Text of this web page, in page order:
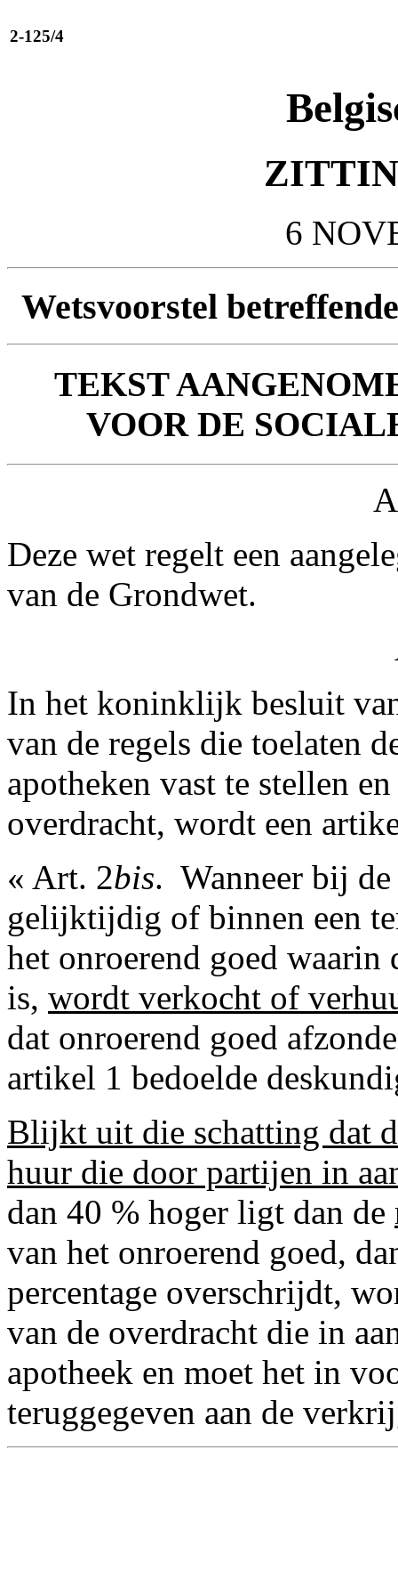
2-125/4
6
Wetsvoorstel
TEKST
VOOR DE
Deze wet regelt een
van de Grondwet.
In het koninklijk besluit
van de regels die toelaten
apotheken vast te stellen
overdracht, wordt een
« Art. 2bis. ­ Wanneer bij
gelijktijdig of binnen een
het onroerend goed waarin
is, wordt verkocht of
dat onroerend goed
artikel 1 bedoelde
Blijkt uit die schatting dat
huur die door partijen in
dan 40 % hoger ligt dan de
van het onroerend goed,
percentage overschrijdt,
van de overdracht die in
apotheek en moet het in
teruggegeven aan de